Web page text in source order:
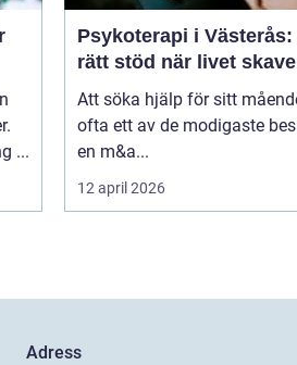
...
Psykoterapi i
rätt stöd när livet
Att söka hjälp för sitt
ofta ett av de modigaste
en m&a...
12 april 2026
Adress